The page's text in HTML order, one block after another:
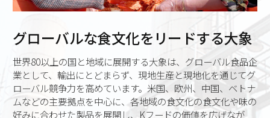
グローバルな食文化をリードする大象
世界80以上の国と地域に展開する大象は、グローバル食品企
業として、輸出にとどまらず、現地生産と現地化を通じてグ
ローバル競争力を高めています。米国、欧州、中国、ベトナ
ムなどの主要拠点を中心に、各地域の食文化の食文化や味の
好みに合わせた製品を展開し、Kフードの価値を広げなが